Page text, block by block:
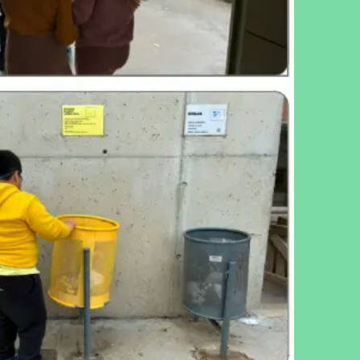
Twitter
LinkedIn
WhatsApp
Reddit
Gmail
Email